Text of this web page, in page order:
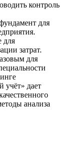
контроль
для
для
затрат.
для
учёт» дает
анализа